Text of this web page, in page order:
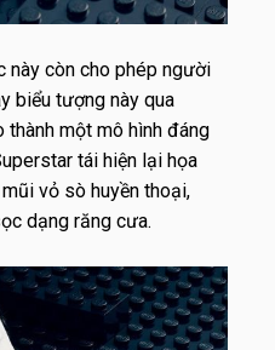
này còn cho phép người
biểu tượng này qua
thành một mô hình đáng
tái hiện lại họa
vỏ sò huyền thoại,
dạng răng cưa.